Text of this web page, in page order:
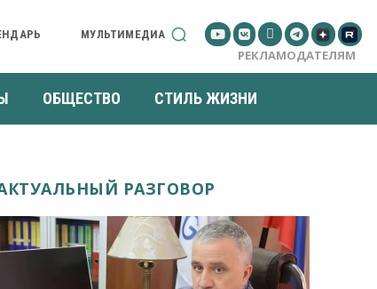
МУЛЬТИМЕДИА
РЕКЛАМОДАТЕЛЯМ
ОБЩЕСТВО СТИЛЬ ЖИЗНИ
РАЗГОВОР